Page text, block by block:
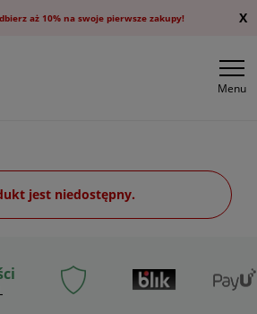
aż 10% na swoje pierwsze zakupy! X
Menu
jest niedostępny.